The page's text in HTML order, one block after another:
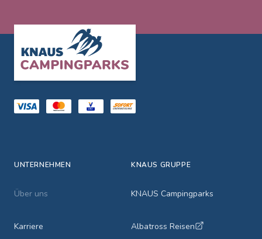
UNTERNEHMEN
Über uns
Karriere
KNAUS GRUPPE
KNAUS Campingparks
Albatross Reisen